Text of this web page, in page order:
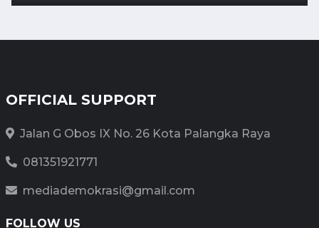
OFFICIAL SUPPORT
Jalan G Obos IX No. 26 Kota Palangka Raya
081351921771
mediademokrasi@gmail.com
FOLLOW US